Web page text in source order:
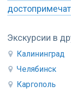
Экскурсии в
Калининград
Челябинск
Каргополь